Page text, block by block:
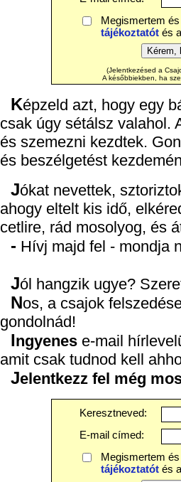
Megismertem
tájékoztatót és
(Jelentkezésed a
A későbbiekben, ha
Képzeld azt, hogy egy bárban vagy, vagy egy bulin, vagy
csak úgy sétálsz valahol.
és szemezni kezdtek.
és beszélgetést
Jókat nevettek, sztoriztok, és megismeritek egymást. Aztán
ahogy eltelt kis idő,
cetlire, rád mosolyog, és
- Hívj majd fel -
Jól hangzik ugye?
Nos, a csajok felszedése közel sem olyan nehéz, mint
gondolnád!
Ingyenes e-mail
amit csak tudnod kell
Jelentkezz fel még
Keresztneved:
E-mail címed:
Megismertem
tájékoztatót és